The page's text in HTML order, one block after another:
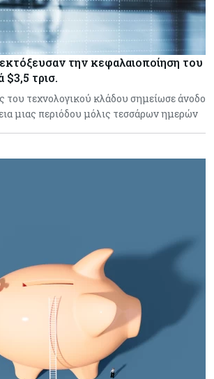
την κεφαλαιοποίηση του
τρισ.
του τεχνολογικού κλάδου σημείωσε άνοδο
μιας περιόδου μόλις τεσσάρων ημερών